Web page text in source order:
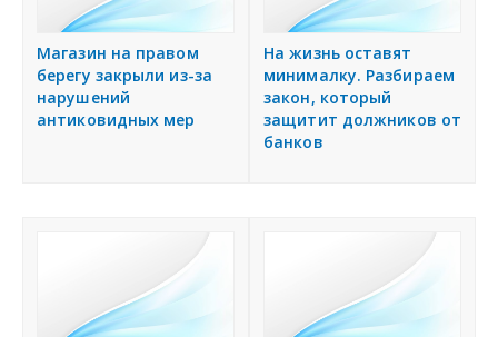
Магазин на правом
берегу закрыли из-за
нарушений
антиковидных мер
На жизнь оставят
минималку. Разбираем
закон, который
защитит должников от
банков